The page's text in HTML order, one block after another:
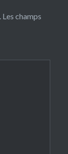
Les champs